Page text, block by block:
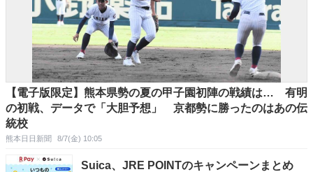
【電子版限定】熊本県勢の夏の甲子園初陣の戦績は… 有明
の初戦、データで「大胆予想」 京都勢に勝ったのはあの伝
統校
熊本日日新聞 8/7(金) 10:05
Suica、JRE POINTのキャンペーンまとめ